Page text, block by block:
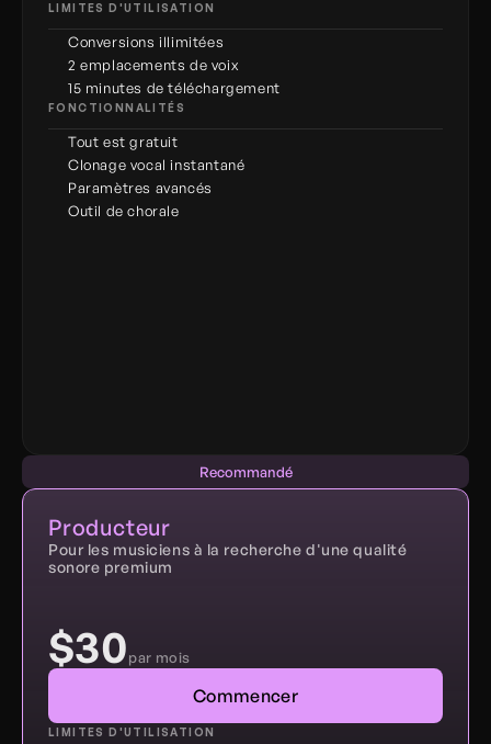
LIMITES D'UTILISATION
Conversions illimitées
2 emplacements de voix
15 minutes de téléchargement
FONCTIONNALITÉS
Tout est gratuit
Clonage vocal instantané
Paramètres avancés
Outil de chorale
Recommandé
Producteur
Pour les musiciens à la recherche d'une qualité
sonore premium
$30par mois
Commencer
LIMITES D'UTILISATION